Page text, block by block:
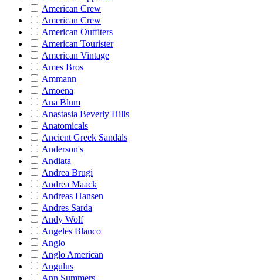
American Crew
American Crew
American Outfiters
American Tourister
American Vintage
Ames Bros
Ammann
Amoena
Ana Blum
Anastasia Beverly Hills
Anatomicals
Ancient Greek Sandals
Anderson's
Andiata
Andrea Brugi
Andrea Maack
Andreas Hansen
Andres Sarda
Andy Wolf
Angeles Blanco
Anglo
Anglo American
Angulus
Ann Summers